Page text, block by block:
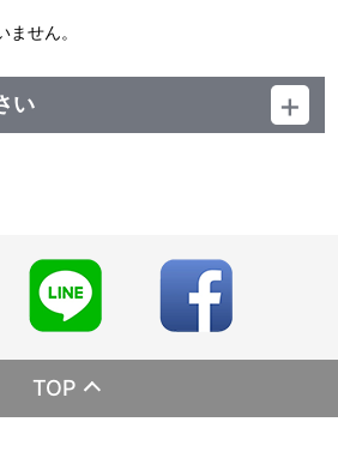
せん。
い
ア受注限定商品となります。店舗等での
場合、早期受注終了となる可能性がござ
い。
いぐるみ～アイナナパレード～ 』以外の
ません。
TOP